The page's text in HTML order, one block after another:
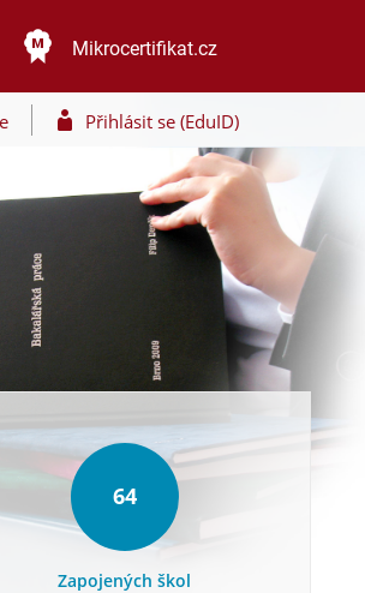
Mikrocertifikat.cz
Přihlásit se (EduID)
64
Zapojených škol